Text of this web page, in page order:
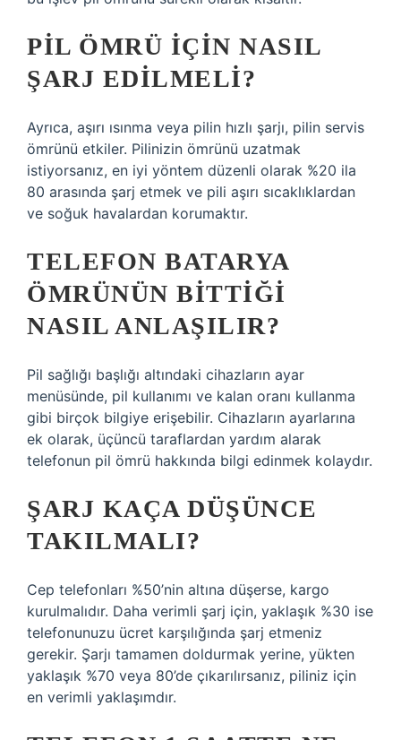
PIL ÖMRÜ IÇIN NASIL
ŞARJ EDILMELI?
Ayrıca, aşırı ısınma veya pilin hızlı şarjı, pilin servis
ömrünü etkiler. Pilinizin ömrünü uzatmak
istiyorsanız, en iyi yöntem düzenli olarak %20 ila
80 arasında şarj etmek ve pili aşırı sıcaklıklardan
ve soğuk havalardan korumaktır.
TELEFON BATARYA
ÖMRÜNÜN BITTIĞI
NASIL ANLAŞILIR?
Pil sağlığı başlığı altındaki cihazların ayar
menüsünde, pil kullanımı ve kalan oranı kullanma
gibi birçok bilgiye erişebilir. Cihazların ayarlarına
ek olarak, üçüncü taraflardan yardım alarak
telefonun pil ömrü hakkında bilgi edinmek kolaydır.
ŞARJ KAÇA DÜŞÜNCE
TAKILMALI?
Cep telefonları %50’nin altına düşerse, kargo
kurulmalıdır. Daha verimli şarj için, yaklaşık %30 ise
telefonunuzu ücret karşılığında şarj etmeniz
gerekir. Şarjı tamamen doldurmak yerine, yükten
yaklaşık %70 veya 80’de çıkarılırsanız, piliniz için
en verimli yaklaşımdır.